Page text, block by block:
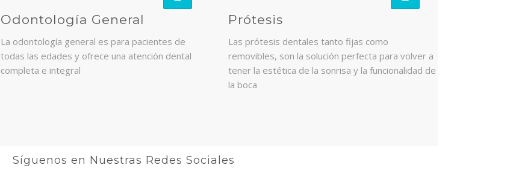
Odontología General
La odontología general es para pacientes de
todas las edades y ofrece una atención dental
completa e integral
Prótesis
Las prótesis dentales tanto fijas como
removibles, son la solución perfecta para volver a
tener la estética de la sonrisa y la funcionalidad de
la boca
Síguenos en Nuestras Redes Sociales